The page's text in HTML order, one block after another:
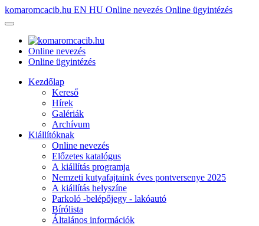
komaromcacib.hu EN HU Online nevezés Online ügyintézés
Online nevezés
Online ügyintézés
Kezdőlap
Kereső
Hírek
Galériák
Archívum
Kiállítóknak
Online nevezés
Előzetes katalógus
A kiállítás programja
Nemzeti kutyafajtaink éves pontversenye 2025
A kiállítás helyszíne
Parkoló -belépőjegy - lakóautó
Bírólista
Általános információk